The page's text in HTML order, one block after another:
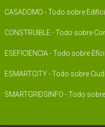
CASADOMO - Todo sobre
CONSTRUIBLE - Todo sobre
ESEFICIENCIA - Todo sobre
ESMARTCITY - Todo sobre
SMARTGRIDSINFO - Todo